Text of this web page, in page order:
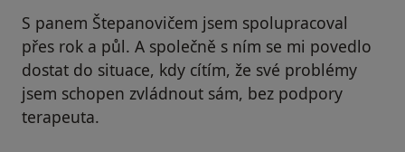
S panem Štepanovičem jsem spolupracoval
přes rok a půl. A společně s ním se mi povedlo
dostat do situace, kdy cítím, že své problémy
jsem schopen zvládnout sám, bez podpory
terapeuta.